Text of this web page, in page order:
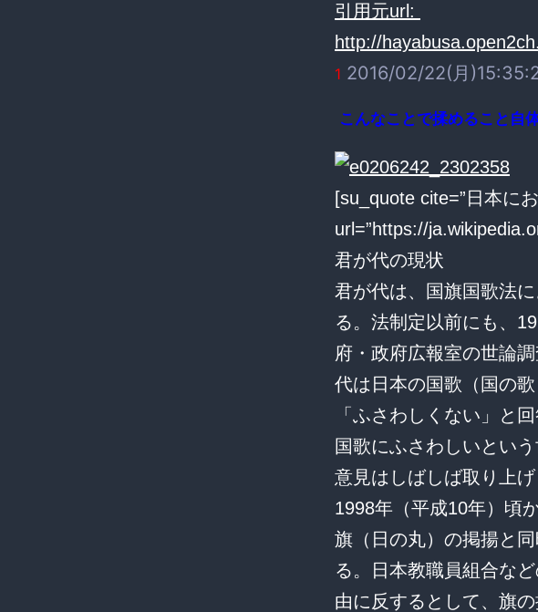
引用元url:
http://
1 2016/02/22(月
こんなことで揉めること自
[su_quote cite=”日本に
url=”https://
君が代の現状
君が代は、国旗国歌法
る。法制定以前にも、
府・政府広報室の世論
代は日本の国歌（国の
「ふさわしくない」と
国歌にふさわしいとい
意見はしばしば取り上げ
1998年（平成10年）頃
旗（日の丸）の掲揚と
る。日本教職員組合な
由に反するとして、旗